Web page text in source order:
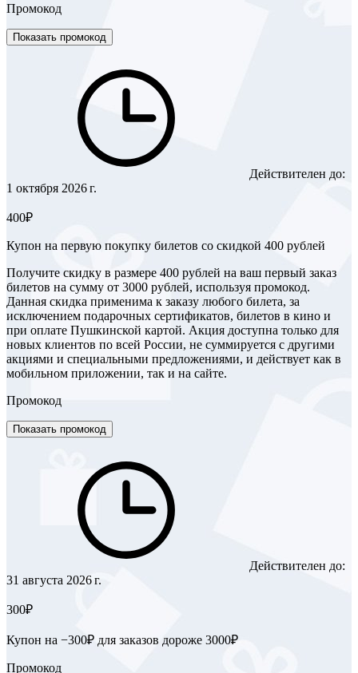
Промокод
Показать промокод
Действителен до:
1 октября 2026 г.
400₽
Купон на первую покупку билетов со скидкой 400 рублей
Получите скидку в размере 400 рублей на ваш первый заказ
билетов на сумму от 3000 рублей, используя промокод.
Данная скидка применима к заказу любого билета, за
исключением подарочных сертификатов, билетов в кино и
при оплате Пушкинской картой. Акция доступна только для
новых клиентов по всей России, не суммируется с другими
акциями и специальными предложениями, и действует как в
мобильном приложении, так и на сайте.
Промокод
Показать промокод
Действителен до:
31 августа 2026 г.
300₽
Купон на −300₽ для заказов дороже 3000₽
Промокод